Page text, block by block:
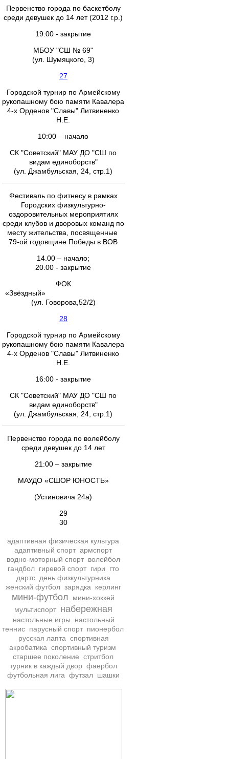
Первенство города по баскетболу
среди девушек до 14 лет (2012 г.р.)
19:00 - закрытие
МБОУ "СШ № 69"
(ул. Шумяцкого, 3)
27
Городской турнир по Армейскому
рукопашному бою памяти Кавалера
4-х Орденов "Славы" Литвиненко
Н.Е.
10:00 – начало
СК "Советский" МАУ ДО "СШ по
видам единоборств"
(ул. Джамбульская, 24, стр.1)
Фестиваль по фитнесу в рамках
Городских физкультурно-
оздоровительных мероприятиях
среди клубов и дворовых команд по
месту жительства, посвященные
79-ой годовщине Победы в ВОВ
14.00 – начало;
20.00 - закрытие
ФОК
«Звёздный»
(ул. Говорова,52/2)
28
Городской турнир по Армейскому
рукопашному бою памяти Кавалера
4-х Орденов "Славы" Литвиненко
Н.Е.
16:00 - закрытие
СК "Советский" МАУ ДО "СШ по
видам единоборств"
(ул. Джамбульская, 24, стр.1)
Первенство города по волейболу
среди девушек до 14 лет
21:00 – закрытие
МАУДО «СШОР ЮНОСТЬ»
(Устиновича 24а)
29
30
адаптивная физическая культура
адаптивный спорт армспорт
водно-моторный спорт волейбол
гандбол гиревой спорт гири
гто
дартс день физкультурника
женский футбол зарядка керлинг
мини-футбол
мини-хоккей
мультиспорт набережная
настольные игры
настольный
теннис парусный спорт пионербол
русская лапта спортивная
акробатика спортивный туризм
старшее поколение стритбол
турник в каждый двор фаербол
футбольная лига футзал шашки